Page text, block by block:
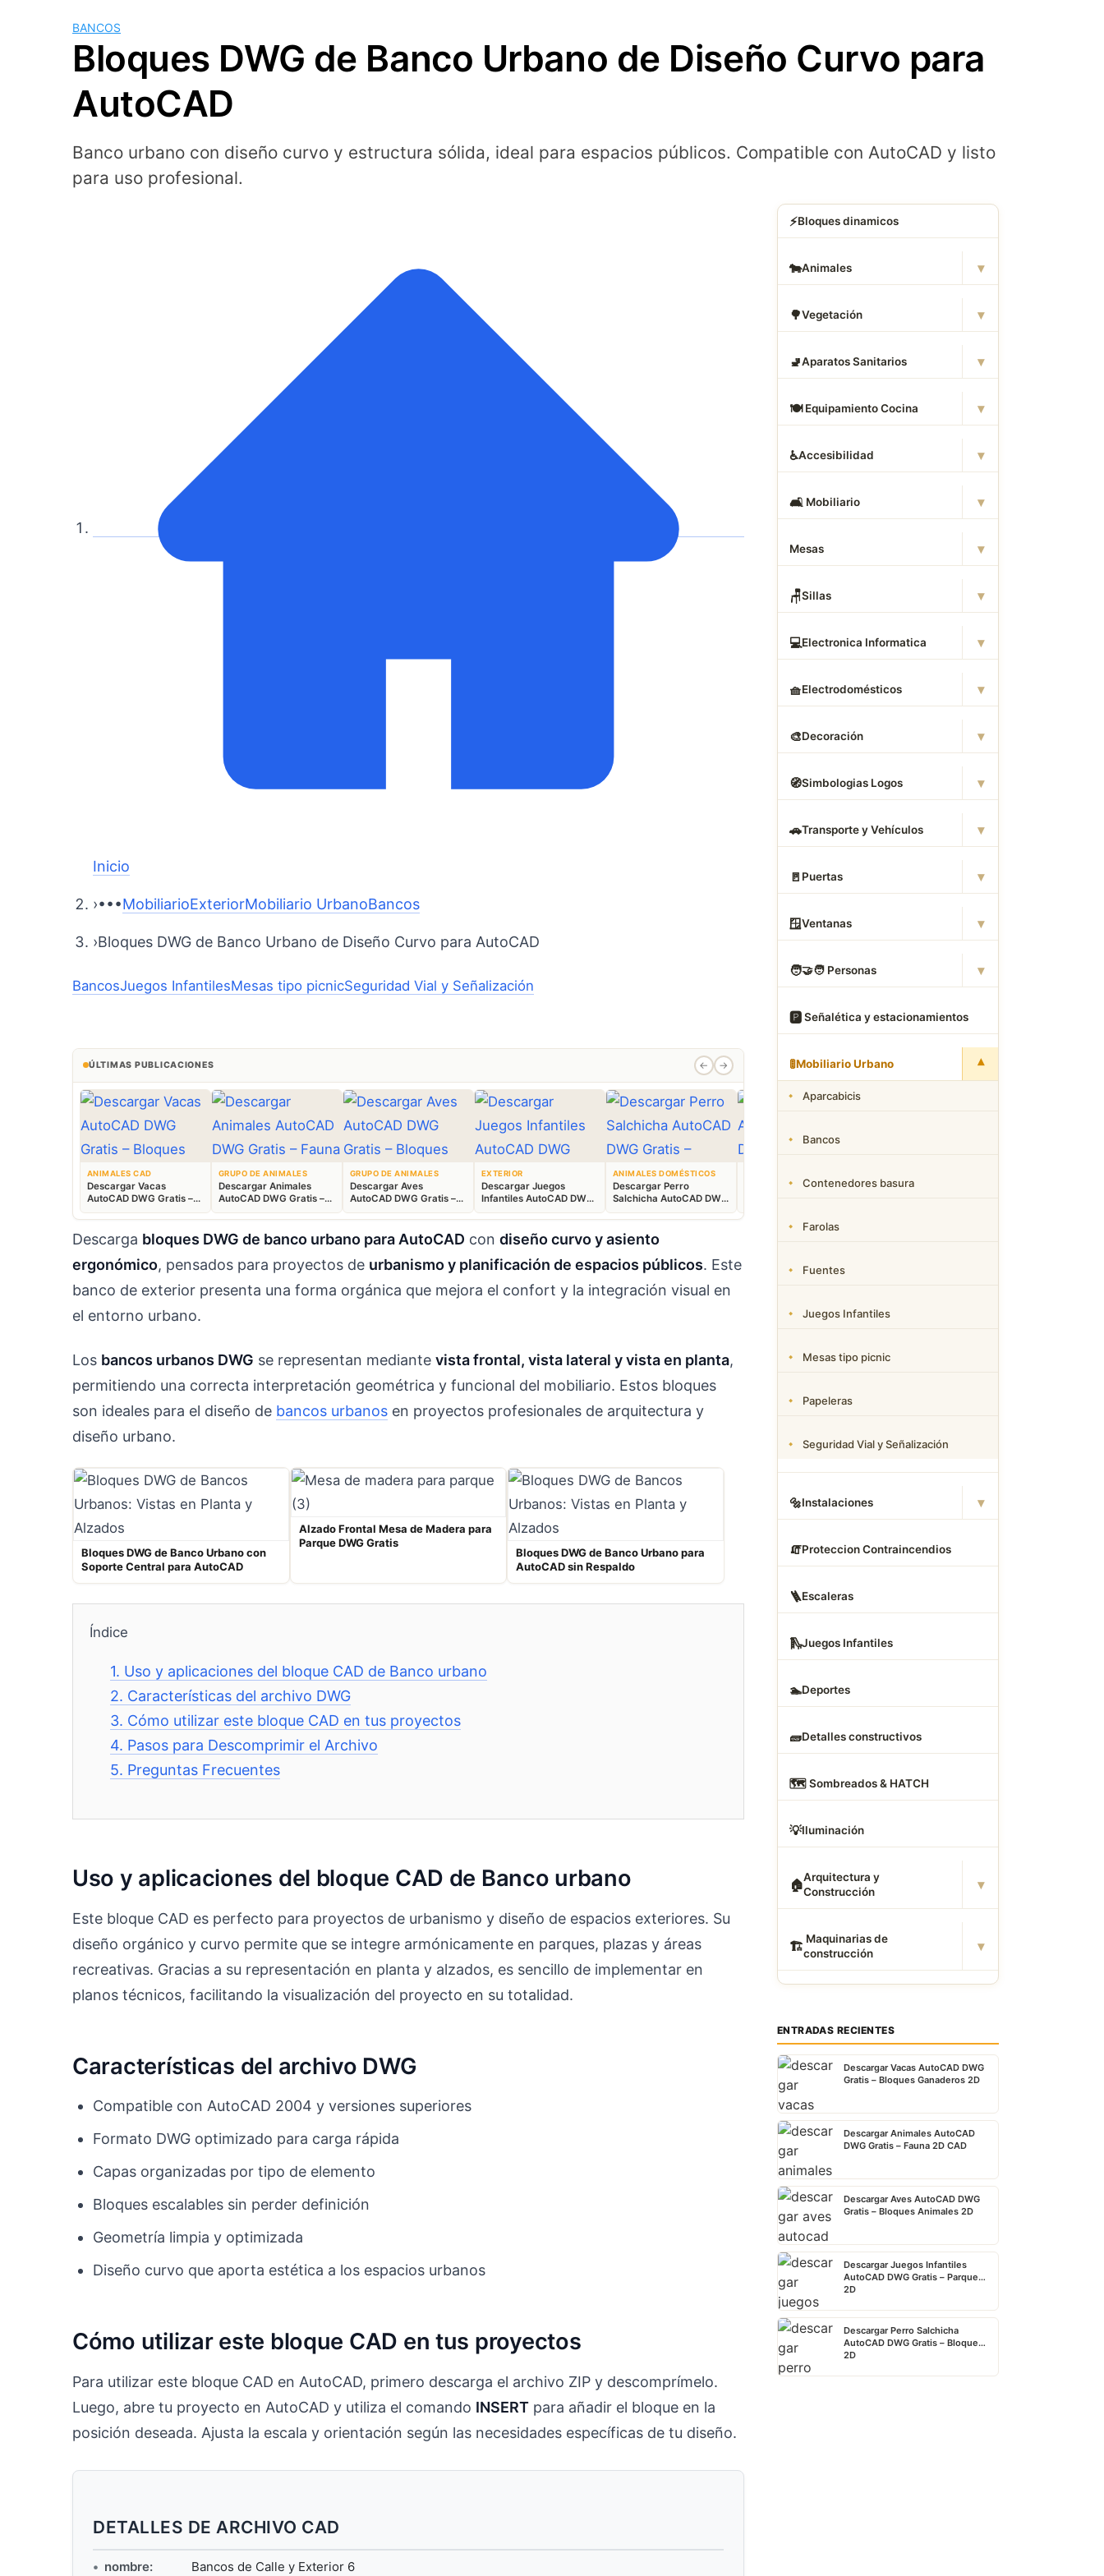
BANCOS
Bloques DWG de Banco Urbano de Diseño Curvo para
AutoCAD
Banco urbano con diseño curvo y estructura sólida, ideal para espacios públicos. Compatible con AutoCAD y listo
para uso profesional.
Inicio
›•••MobiliarioExteriorMobiliario UrbanoBancos
›Bloques DWG de Banco Urbano de Diseño Curvo para AutoCAD
BancosJuegos InfantilesMesas tipo picnicSeguridad Vial y Señalización
ÚLTIMAS PUBLICACIONES ← →
ANIMALES CAD
Descargar Vacas
AutoCAD DWG Gratis –
Bloques Ganaderos 2D
GRUPO DE ANIMALES
Descargar Animales
AutoCAD DWG Gratis –
Fauna 2D CAD
GRUPO DE ANIMALES
Descargar Aves
AutoCAD DWG Gratis –
Bloques Animales 2D
EXTERIOR
Descargar Juegos
Infantiles AutoCAD DWG
Gratis – Parque 2D
ANIMALES DOMÉSTICOS
Descargar Perro
Salchicha AutoCAD DWG
Gratis – Bloque 2D
Descargar Abrigos
Descargar Dormitorios
Descarga bloques DWG de banco urbano para AutoCAD con diseño curvo y asiento
ergonómico, pensados para proyectos de urbanismo y planificación de espacios públicos. Este
banco de exterior presenta una forma orgánica que mejora el confort y la integración visual en
el entorno urbano.
Los bancos urbanos DWG se representan mediante vista frontal, vista lateral y vista en planta,
permitiendo una correcta interpretación geométrica y funcional del mobiliario. Estos bloques
son ideales para el diseño de bancos urbanos en proyectos profesionales de arquitectura y
diseño urbano.
Bloques DWG de Banco Urbano con
Soporte Central para AutoCAD
Alzado Frontal Mesa de Madera para
Parque DWG Gratis
Bloques DWG de Banco Urbano para
AutoCAD sin Respaldo
Índice
1. Uso y aplicaciones del bloque CAD de Banco urbano
2. Características del archivo DWG
3. Cómo utilizar este bloque CAD en tus proyectos
4. Pasos para Descomprimir el Archivo
5. Preguntas Frecuentes
Uso y aplicaciones del bloque CAD de Banco urbano
Este bloque CAD es perfecto para proyectos de urbanismo y diseño de espacios exteriores. Su
diseño orgánico y curvo permite que se integre armónicamente en parques, plazas y áreas
recreativas. Gracias a su representación en planta y alzados, es sencillo de implementar en
planos técnicos, facilitando la visualización del proyecto en su totalidad.
Características del archivo DWG
Compatible con AutoCAD 2004 y versiones superiores
Formato DWG optimizado para carga rápida
Capas organizadas por tipo de elemento
Bloques escalables sin perder definición
Geometría limpia y optimizada
Diseño curvo que aporta estética a los espacios urbanos
Cómo utilizar este bloque CAD en tus proyectos
Para utilizar este bloque CAD en AutoCAD, primero descarga el archivo ZIP y descomprímelo.
Luego, abre tu proyecto en AutoCAD y utiliza el comando INSERT para añadir el bloque en la
posición deseada. Ajusta la escala y orientación según las necesidades específicas de tu diseño.
DETALLES DE ARCHIVO CAD
nombre: Bancos de Calle y Exterior 6
⚡Bloques dinamicos
🐄Animales ▾
🌳Vegetación ▾
🚽Aparatos Sanitarios ▾
🍽️ Equipamiento Cocina ▾
♿Accesibilidad ▾
🛋 ️ Mobiliario ▾
Mesas ▾
🪑Sillas ▾
💻Electronica Informatica ▾
🧺Electrodomésticos ▾
🎨Decoración ▾
🧭Simbologias Logos ▾
🚗Transporte y Vehículos ▾
🚪 Puertas ▾
🪟Ventanas ▾
🧑‍🤝‍🧑 Personas ▾
🅿️ Señalética y estacionamientos
🚦Mobiliario Urbano ▾
Aparcabicis
Bancos
Contenedores basura
Farolas
Fuentes
Juegos Infantiles
Mesas tipo picnic
Papeleras
Seguridad Vial y Señalización
🔩Instalaciones ▾
🧯Proteccion Contraincendios
🪜Escaleras
🛝Juegos Infantiles
🏊Deportes
🧱Detalles constructivos
🗺️ Sombreados & HATCH
💡Iluminación
🏠Arquitectura y
Construcción
▾
🏗 ️ Maquinarias de
construcción
▾
ENTRADAS RECIENTES
Descargar Vacas AutoCAD DWG
Gratis – Bloques Ganaderos 2D
Descargar Animales AutoCAD
DWG Gratis – Fauna 2D CAD
Descargar Aves AutoCAD DWG
Gratis – Bloques Animales 2D
Descargar Juegos Infantiles
AutoCAD DWG Gratis – Parque
2D
Descargar Perro Salchicha
AutoCAD DWG Gratis – Bloque
2D